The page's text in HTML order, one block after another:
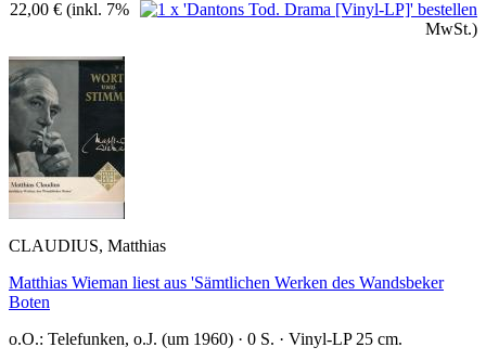
22,00 € (inkl. 7%
MwSt.)
CLAUDIUS, Matthias
Matthias Wieman liest aus 'Sämtlichen Werken des Wandsbeker
Boten
o.O.: Telefunken, o.J. (um 1960) · 0 S. · Vinyl-LP 25 cm.